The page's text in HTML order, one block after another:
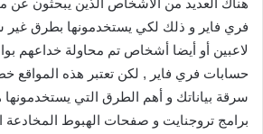
هناك العديد من الأشخاص الذين يبحثون عن
فري فاير و ذلك لكي يستخدمونها بطرق غير
لاعبين أو أيضا أشخاص تم محاولة خداعهم
حسابات فري فاير , لكن تعتبر هذه المواقع
سرقة بياناتك و أهم الطرق التي
برامج تروجنايت و صفحات الهبوط المخادعة